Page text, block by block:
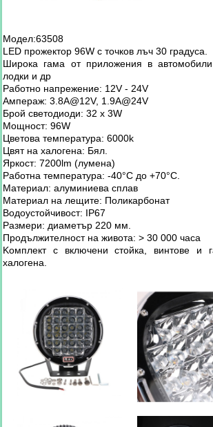
Модел:63508
LED прожектор 96W с точков лъч 30 градуса.
Широка гама от приложения в
лодки и др
Работно напрежение: 12V - 24V
Ампераж: 3.8A@12V, 1.9A@24V
Брой светодиоди: 32 x 3W
Мощност: 96W
Цветова температура: 6000k
Цвят на халогена: Бял.
Яркост: 7200lm (лумена)
Работна температура: -40°C до +70°C.
Материал: алуминиева сплав
Материал на лещите: Поликарбонат
Водоустойчивост: IP67
Размери: диаметър 220 мм.
Продължителност на живота: > 30 000 часа
Kомплект с включени стойка, винтове и
халогена.